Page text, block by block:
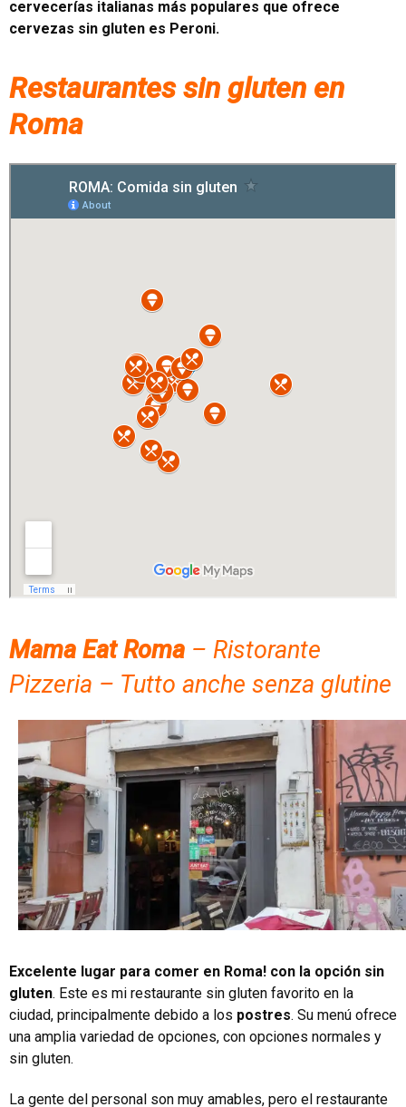
cervecerías italianas más populares que ofrece
cervezas sin gluten es Peroni.
Restaurantes sin gluten en
Roma
Mama Eat Roma – Ristorante
Pizzeria – Tutto anche senza glutine
Excelente lugar para comer en Roma! con la opción sin
gluten. Este es mi restaurante sin gluten favorito en la
ciudad, principalmente debido a los postres. Su menú ofrece
una amplia variedad de opciones, con opciones normales y
sin gluten.
La gente del personal son muy amables, pero el restaurante